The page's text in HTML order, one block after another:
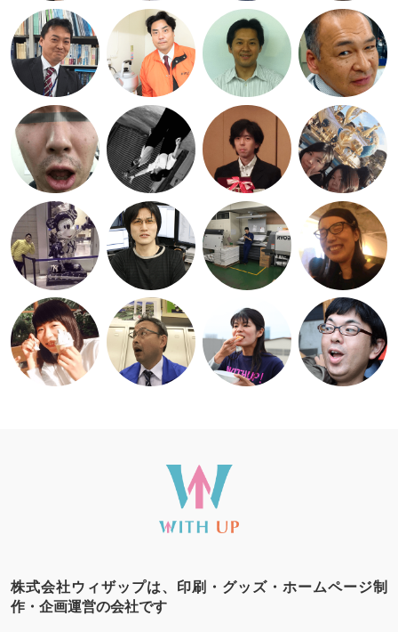
株式会社ウィザップは、印刷・グッズ・ホームページ制
作・企画運営の会社です